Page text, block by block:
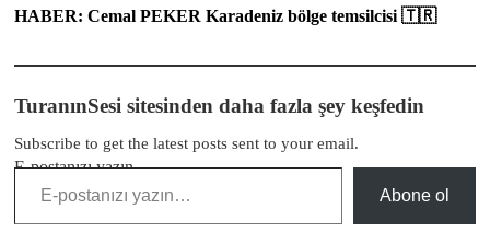
HABER: Cemal PEKER Karadeniz bölge temsilcisi 🇹🇷
TuranınSesi sitesinden daha fazla şey keşfedin
Subscribe to get the latest posts sent to your email.
E-postanızı yazın…
Abone ol